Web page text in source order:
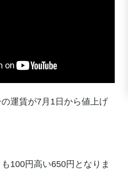
運賃が7月1日から値上げ
100円高い650円となりま